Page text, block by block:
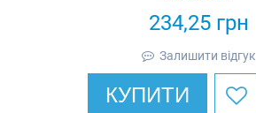
234,25грн
Залишити відгук
КУПИТИ